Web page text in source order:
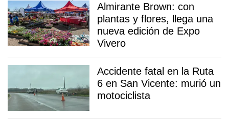
Almirante Brown: con
plantas y flores, llega una
nueva edición de Expo
Vivero
Accidente fatal en la Ruta
6 en San Vicente: murió un
motociclista